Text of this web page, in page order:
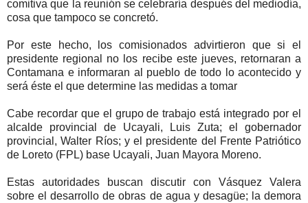
comitiva que la reunión se celebraría después del mediodía,
cosa que tampoco se concretó.
Por este hecho, los comisionados advirtieron que si el
presidente regional no los recibe este jueves, retornaran a
Contamana e informaran al pueblo de todo lo acontecido y
será éste el que determine las medidas a tomar
Cabe recordar que el grupo de trabajo está integrado por el
alcalde provincial de Ucayali, Luis Zuta; el gobernador
provincial, Walter Ríos; y el presidente del Frente Patriótico
de Loreto (FPL) base Ucayali, Juan Mayora Moreno.
Estas autoridades buscan discutir con Vásquez Valera
sobre el desarrollo de obras de agua y desagüe; la demora